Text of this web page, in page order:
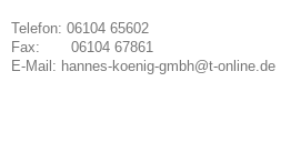
Telefon: 06104 65602
Fax: 06104 67861
E-Mail: hannes-koenig-gmbh@t-online.de